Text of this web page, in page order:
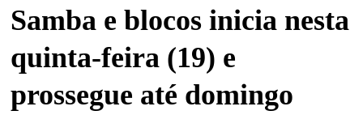
Samba e blocos inicia nesta
quinta-feira (19) e
prossegue até domingo